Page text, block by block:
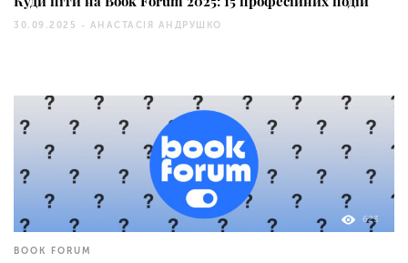
30.09.2025 - АНАСТАСІЯ АНДРУШКО
623
BOOK FORUM